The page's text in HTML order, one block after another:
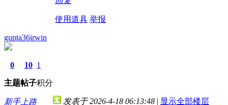
使用道具 举报
gupta36irwin
0
主题
10
帖子
1
积分
新手上路 发表于 2026-4-18 06:13:48 | 显示全部楼层